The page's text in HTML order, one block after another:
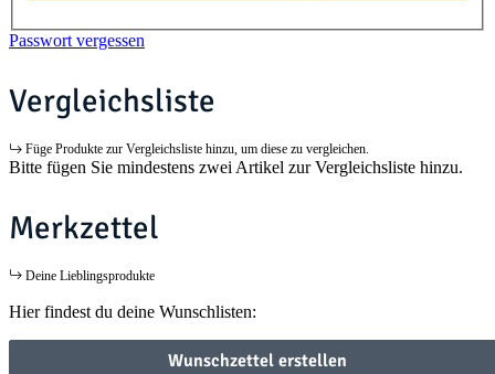
Passwort vergessen
Vergleichsliste
Füge Produkte zur Vergleichsliste hinzu, um diese zu vergleichen.
Bitte fügen Sie mindestens zwei Artikel zur Vergleichsliste hinzu.
Merkzettel
Deine Lieblingsprodukte
Hier findest du deine Wunschlisten:
Wunschzettel erstellen